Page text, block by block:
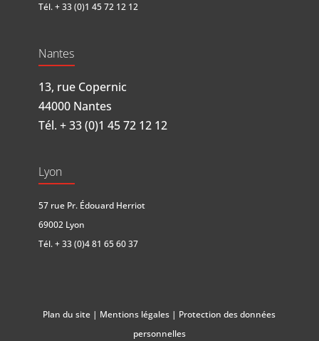
Tél.+ 33 (0)1 45 72 12 12
Nantes
13, rue Copernic
44000 Nantes
Tél. + 33 (0)1 45 72 12 12
Lyon
57 rue Pr. Édouard Herriot
69002 Lyon
Tél.+ 33 (0)4 81 65 60 37
Plan du site | Mentions légales | Protection des données
personnelles